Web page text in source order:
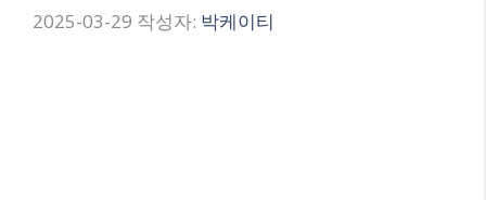
2025-03-29 작성자: 박케이티